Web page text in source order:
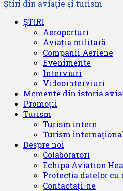
Știri din aviație și turism
Primary
ȘTIRI
Aeroporturi
Aviația militară
Companii Aeriene
Evenimente
Interviuri
Videointerviuri
Momente din istoria
Promoții
Turism
Turism intern
Turism
Despre noi
Colaboratori
Echipa Aviation
Protecția datelor
Contactați-ne